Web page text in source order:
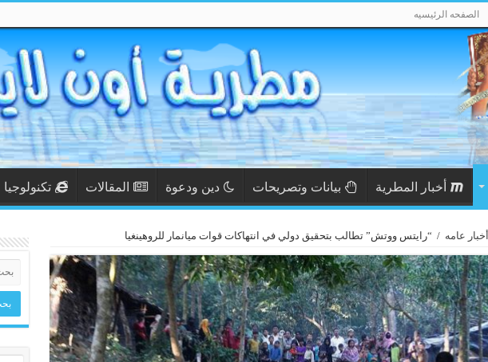
الصفحه الرئيسيه
أخبار المطرية بيانات وتصريحات دين ودعوة المقالات تكنولوجيا
أخبار عامه / “رايتس ووتش” تطالب بتحقيق دولي في انتهاكات قوات ميانمار للروهينغيا